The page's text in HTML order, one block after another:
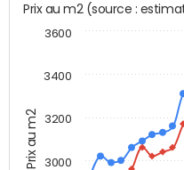
Prix au m2
Prix au m2 (source :
3000
3200
3400
3600